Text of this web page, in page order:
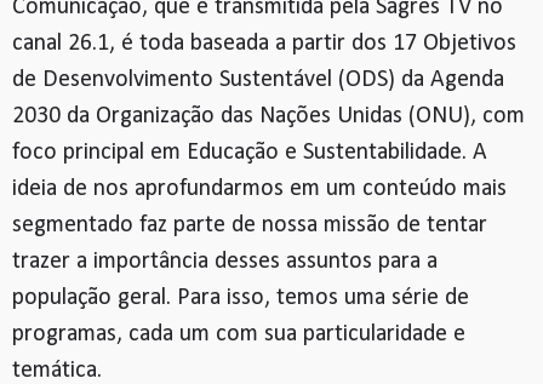
Comunicação, que é transmitida pela Sagres TV no
canal 26.1, é toda baseada a partir dos 17 Objetivos
de Desenvolvimento Sustentável (ODS) da Agenda
2030 da Organização das Nações Unidas (ONU), com
foco principal em Educação e Sustentabilidade. A
ideia de nos aprofundarmos em um conteúdo mais
segmentado faz parte de nossa missão de tentar
trazer a importância desses assuntos para a
população geral. Para isso, temos uma série de
programas, cada um com sua particularidade e
temática.